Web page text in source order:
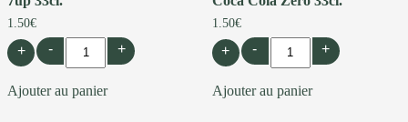
1.50€
+ - +
Ajouter au panier
1.50€
+ - +
Ajouter au panier